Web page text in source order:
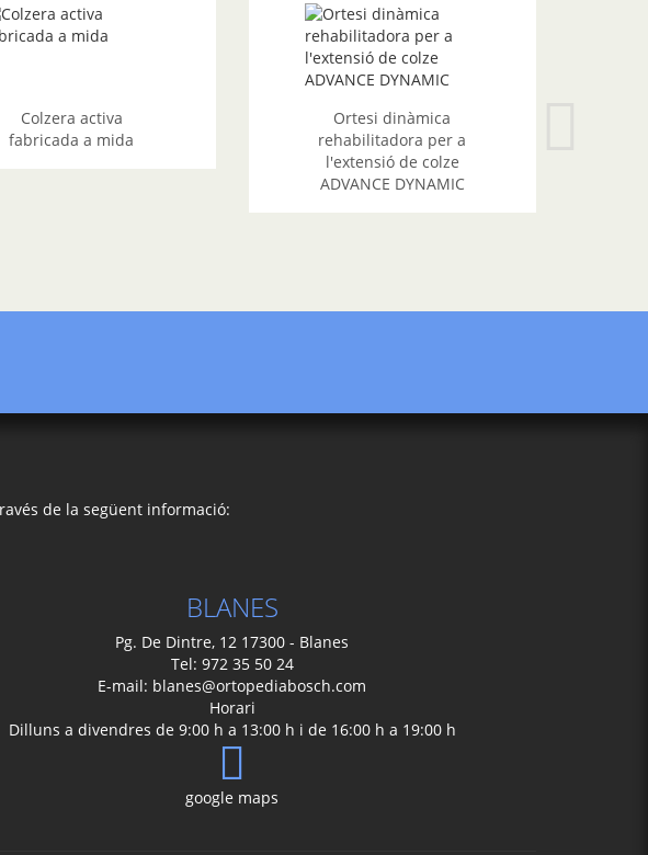
Colzera activa
fabricada a mida
Ortesi dinàmica
rehabilitadora per a
l'extensió de colze
ADVANCE DYNAMIC
de la següent informació:
BLANES
Pg. De Dintre, 12 17300 - Blanes
Tel: 972 35 50 24
E-mail: blanes@ortopediabosch.com
Horari
Dilluns a divendres de 9:00 h a 13:00 h i de 16:00 h a 19:00 h
google maps